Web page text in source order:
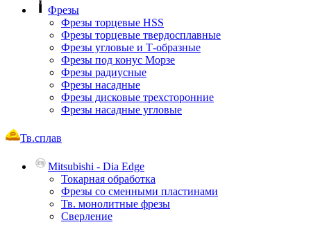
Фрезы
Фрезы торцевые HSS
Фрезы торцевые твердосплавные
Фрезы угловые и Т-образные
Фрезы под конус Морзе
Фрезы радиусные
Фрезы насадные
Фрезы дисковые трехсторонние
Фрезы насадные угловые
Тв.сплав
Mitsubishi - Dia Edge
Токарная обработка
Фрезы со сменными пластинами
Тв. монолитные фрезы
Сверление